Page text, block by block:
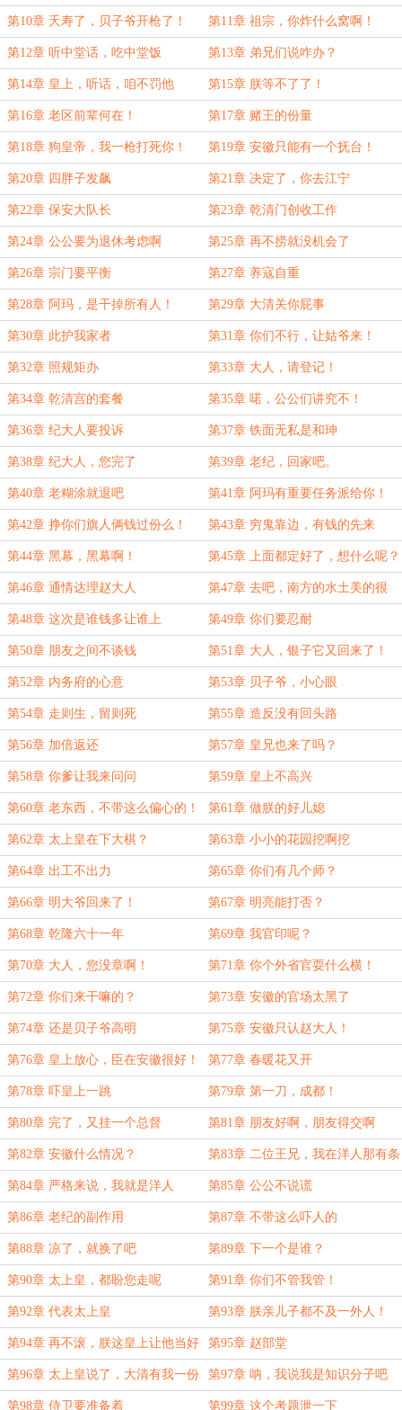
第10章 夭寿了，贝子爷开枪了！ 第11章 祖宗，你炸什么窝啊！
第12章 听中堂话，吃中堂饭 第13章 弟兄们说咋办？
第14章 皇上，听话，咱不罚他 第15章 朕等不了了！
第16章 老区前辈何在！ 第17章 赌王的份量
第18章 狗皇帝，我一枪打死你！ 第19章 安徽只能有一个抚台！
第20章 四胖子发飙 第21章 决定了，你去江宁
第22章 保安大队长 第23章 乾清门创收工作
第24章 公公要为退休考虑啊 第25章 再不捞就没机会了
第26章 宗门要平衡 第27章 养寇自重
第28章 阿玛，是干掉所有人！ 第29章 大清关你屁事
第30章 此护我家者 第31章 你们不行，让姑爷来！
第32章 照规矩办 第33章 大人，请登记！
第34章 乾清宫的套餐 第35章 喏，公公们讲究不！
第36章 纪大人要投诉 第37章 铁面无私是和珅
第38章 纪大人，您完了 第39章 老纪，回家吧。
第40章 老糊涂就退吧 第41章 阿玛有重要任务派给你！
第42章 挣你们旗人俩钱过份么！ 第43章 穷鬼靠边，有钱的先来
第44章 黑幕，黑幕啊！ 第45章 上面都定好了，想什么呢？
第46章 通情达理赵大人 第47章 去吧，南方的水土美的很
第48章 这次是谁钱多让谁上 第49章 你们要忍耐
第50章 朋友之间不谈钱 第51章 大人，银子它又回来了！
第52章 内务府的心意 第53章 贝子爷，小心眼
第54章 走则生，留则死 第55章 造反没有回头路
第56章 加倍返还 第57章 皇兄也来了吗？
第58章 你爹让我来问问 第59章 皇上不高兴
第60章 老东西，不带这么偏心的！ 第61章 做朕的好儿媳
第62章 太上皇在下大棋？ 第63章 小小的花园挖啊挖
第64章 出工不出力 第65章 你们有几个师？
第66章 明大爷回来了！ 第67章 明亮能打否？
第68章 乾隆六十一年 第69章 我官印呢？
第70章 大人，您没章啊！ 第71章 你个外省官耍什么横！
第72章 你们来干嘛的？ 第73章 安徽的官场太黑了
第74章 还是贝子爷高明 第75章 安徽只认赵大人！
第76章 皇上放心，臣在安徽很好！ 第77章 春暖花又开
第78章 吓皇上一跳 第79章 第一刀，成都！
第80章 完了，又挂一个总督 第81章 朋友好啊，朋友得交啊
第82章 安徽什么情况？ 第83章 二位王兄，我在洋人那有条
路子
第84章 严格来说，我就是洋人 第85章 公公不说谎
第86章 老纪的副作用 第87章 不带这么吓人的
第88章 凉了，就换了吧 第89章 下一个是谁？
第90章 太上皇，都盼您走呢 第91章 你们不管我管！
第92章 代表太上皇 第93章 朕亲儿子都不及一外人！
第94章 再不滚，朕这皇上让他当好
了
第95章 赵部堂
第96章 太上皇说了，大清有我一份 第97章 呐，我说我是知识分子吧
第98章 侍卫要准备着 第99章 这个考题泄一下